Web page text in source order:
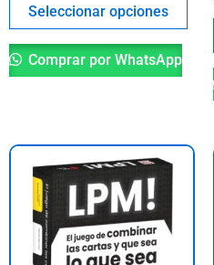
Seleccionar opciones
Comprar por WhatsApp